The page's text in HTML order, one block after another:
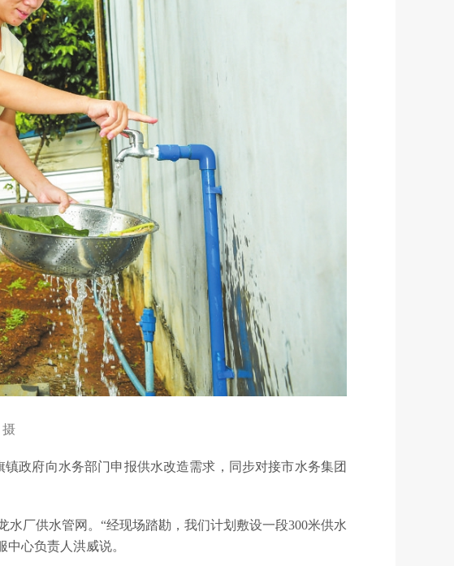
摄
政府向水务部门申报供水改造需求，同步对接市水务集团
厂供水管网。“经现场踏勘，我们计划敷设一段300米供水
心负责人洪威说。